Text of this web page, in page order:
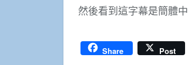
然後看到這字幕是簡體
Share Post